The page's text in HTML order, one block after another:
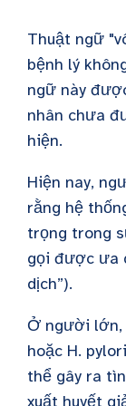
Thuật ngữ
bệnh lý
ngữ này
nhân chưa
hiện.
Hiện nay,
rằng hệ
trọng trong
gọi được ưa
dịch”).
Ở người lớn,
hoặc H.
thể gây ra
xuất huyết